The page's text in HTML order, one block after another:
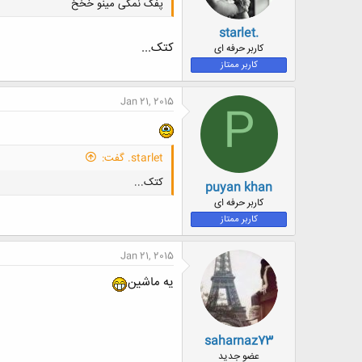
starlet.
کاربر حرفه ای
کاربر ممتاز
پفک نمکی مینو خخخ
کتک...
P
puyan khan
کاربر حرفه ای
کاربر ممتاز
Jan 21, 2015
starlet. گفت:
کتک...
saharnaz73
عضو جدید
Jan 21, 2015
یه ماشین